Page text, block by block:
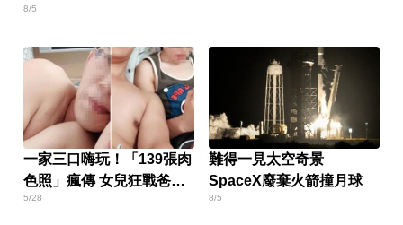
8/5
一家三口嗨玩！「139張肉
色照」瘋傳 女兒狂戰爸爸
懷孕
5/28
難得一見太空奇景
SpaceX廢棄火箭撞月球
8/5